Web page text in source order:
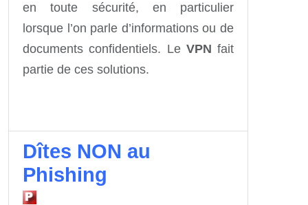
en toute sécurité, en particulier
lorsque l’on parle d’informations ou de
documents confidentiels. Le VPN fait
partie de ces solutions.
Dîtes NON au
Phishing